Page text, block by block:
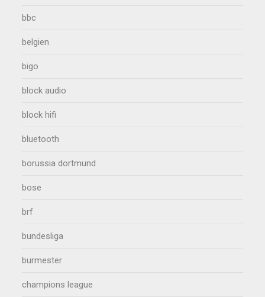
bbc
belgien
bigo
block audio
block hifi
bluetooth
borussia dortmund
bose
brf
bundesliga
burmester
champions league